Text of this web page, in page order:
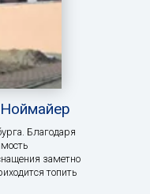
Благодаря
заметно
топить